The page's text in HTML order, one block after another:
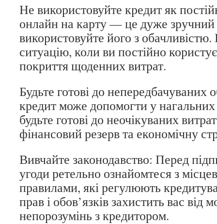
Не використовуйте кредит як
онлайн на карту — це дуже зручний
використовуйте його з обачливістю.
ситуацію, коли ви постійно
покриття щоденних витрат.
Будьте готові до непередбачуваних
кредит може допомогти у нагальних
будьте готові до неочікуваних
фінансовий резерв та економічну
Вивчайте законодавство: Перед
угоди ретельно ознайомтеся з
правилами, які регулюють
прав і обов’язків захистить вас від
непорозумінь з кредитором.